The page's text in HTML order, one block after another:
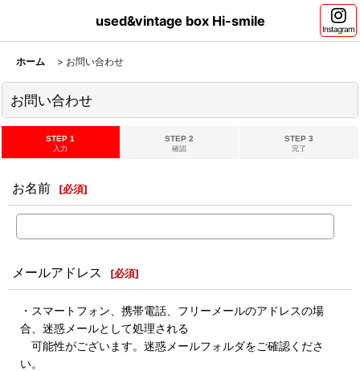
used&vintage box Hi-smile
Instagram
ホーム > お問い合わせ
お問い合わせ
STEP 1
入力
STEP 2
確認
STEP 3
完了
お名前 [必須]
メールアドレス [必須]
・スマートフォン、携帯電話、フリーメールのアドレスの場
合、迷惑メールとして処理される
可能性がございます。迷惑メールフォルダをご確認くださ
い。